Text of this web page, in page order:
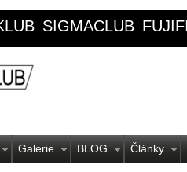
SIGMACLUB
Galerie BLOG Články